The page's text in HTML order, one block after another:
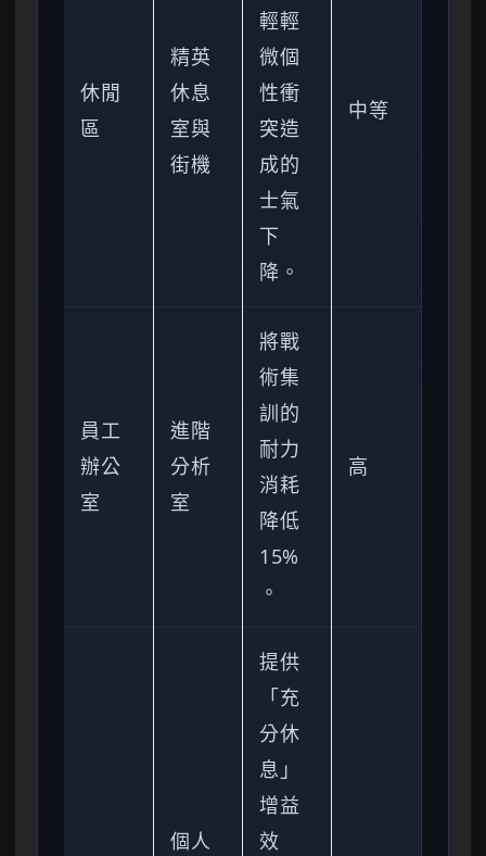
休閒
區
精英
休息
室與
街機
輕輕
微個
性衝
突造
成的
士氣
下
降。
中等
員工
辦公
室
進階
分析
室
將戰
術集
訓的
耐力
消耗
降低
15%
。
高
個人
提供
「充
分休
息」
增益
效